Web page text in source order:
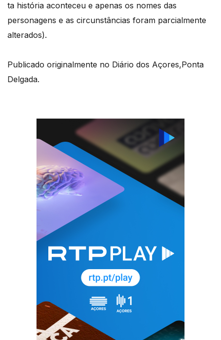
ta história aconteceu e apenas os nomes das
personagens e as circunstâncias foram parcialmente
alterados).
Publicado originalmente no Diário dos Açores,Ponta
Delgada.